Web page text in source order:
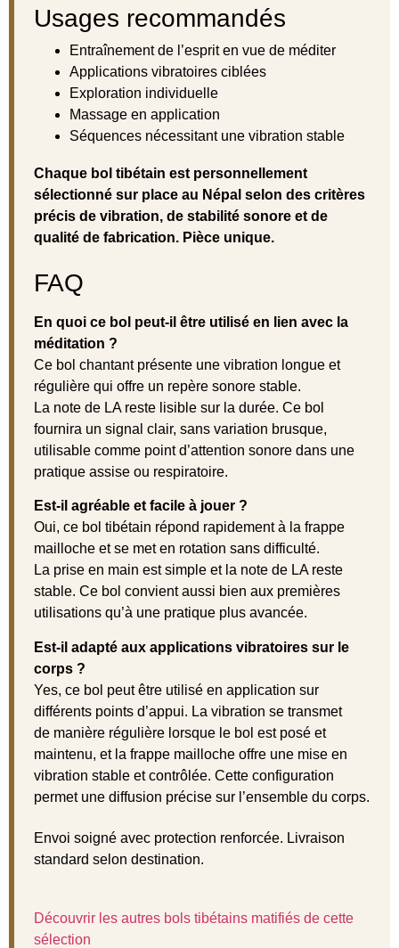
Usages recommandés
Entraînement de l’esprit en vue de méditer
Applications vibratoires ciblées
Exploration individuelle
Massage en application
Séquences nécessitant une vibration stable
Chaque bol tibétain est personnellement
sélectionné sur place au Népal selon des critères
précis de vibration, de stabilité sonore et de
qualité de fabrication. Pièce unique.
FAQ
En quoi ce bol peut-il être utilisé en lien avec la
méditation ?
Ce bol chantant présente une vibration longue et
régulière qui offre un repère sonore stable.
La note de LA reste lisible sur la durée. Ce bol
fournira un signal clair, sans variation brusque,
utilisable comme point d’attention sonore dans une
pratique assise ou respiratoire.
Est-il agréable et facile à jouer ?
Oui, ce bol tibétain répond rapidement à la frappe
mailloche et se met en rotation sans difficulté.
La prise en main est simple et la note de LA reste
stable. Ce bol convient aussi bien aux premières
utilisations qu’à une pratique plus avancée.
Est-il adapté aux applications vibratoires sur le
corps ?
Yes, ce bol peut être utilisé en application sur
différents points d’appui. La vibration se transmet
de manière régulière lorsque le bol est posé et
maintenu, et la frappe mailloche offre une mise en
vibration stable et contrôlée. Cette configuration
permet une diffusion précise sur l’ensemble du corps.
Envoi soigné avec protection renforcée. Livraison
standard selon destination.
Découvrir les autres bols tibétains matifiés de cette
sélection